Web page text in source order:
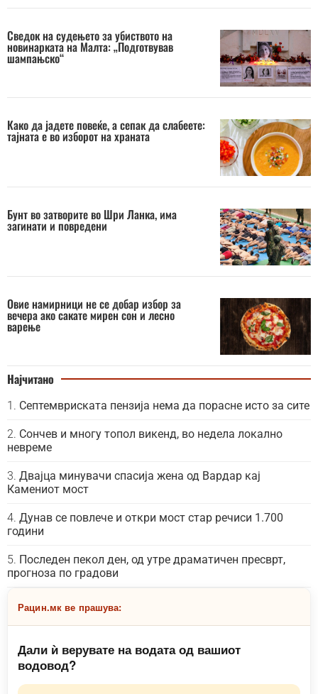
Сведок на судењето за убиството на
новинарката на Малта: „Подготвував
шампањско“
Како да јадете повеќе, а сепак да слабеете:
тајната е во изборот на храната
Бунт во затворите во Шри Ланка, има
загинати и повредени
Овие намирници не се добар избор за
вечера ако сакате мирен сон и лесно
варење
Најчитано
Септемвриската пензија нема да порасне исто за сите
Сончев и многу топол викенд, во недела локално
невреме
Двајца минувачи спасија жена од Вардар кај
Камениот мост
Дунав се повлече и откри мост стар речиси 1.700
години
Последен пекол ден, од утре драматичен пресврт,
прогноза по градови
Рацин.мк ве прашува:
Дали ѝ верувате на водата од вашиот
водовод?